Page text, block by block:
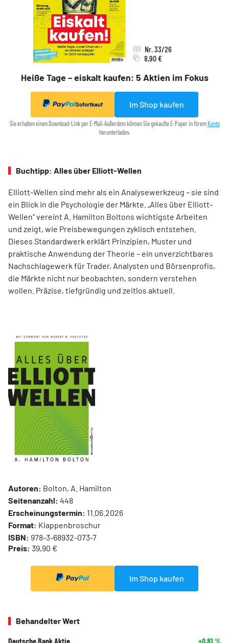
Heiße Tage – eiskalt kaufen: 5 Aktien im Fokus
Nr. 33/26
8,90 €
Sofortkauf Im Shop kaufen
Sie erhalten einen Download-Link per E-Mail. Außerdem können Sie gekaufte E-Paper in Ihrem Konto
herunterladen.
Buchtipp: Alles über Elliott-Wellen
Elliott-Wellen sind mehr als ein Analysewerkzeug – sie sind
ein Blick in die Psychologie der Märkte. „Alles über Elliott-
Wellen“ vereint A. Hamilton Boltons wichtigste Arbeiten
und zeigt, wie Preisbewegungen zyklisch entstehen.
Dieses Standardwerk erklärt Prinzipien, Muster und
praktische Anwendung der Theorie – ein unverzichtbares
Nachschlagewerk für Trader, Analysten und Börsenprofis,
die Märkte nicht nur beobachten, sondern verstehen
wollen. Präzise, tiefgründig und zeitlos aktuell.
Autoren: Bolton, A. Hamilton
Seitenanzahl: 448
Erscheinungstermin: 11.06.2026
Format: Klappenbroschur
ISBN: 978-3-68932-073-7
Preis: 39,90 €
Im Shop kaufen
Behandelter Wert
Deutsche Bank Aktie +0,81 %